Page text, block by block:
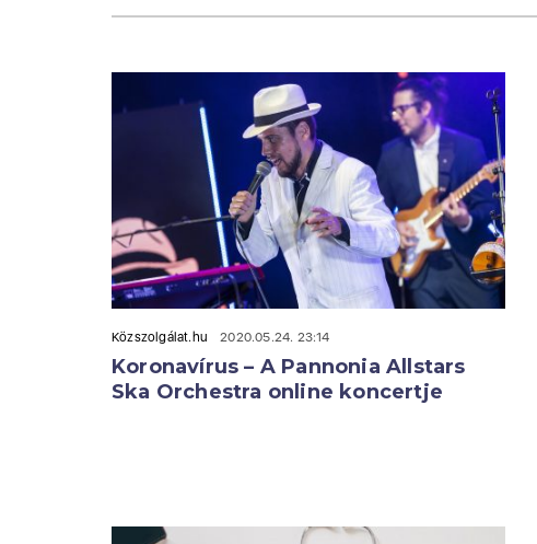
Közszolgálat.hu 2020.05.24. 23:14
Koronavírus – A Pannonia Allstars
Ska Orchestra online koncertje